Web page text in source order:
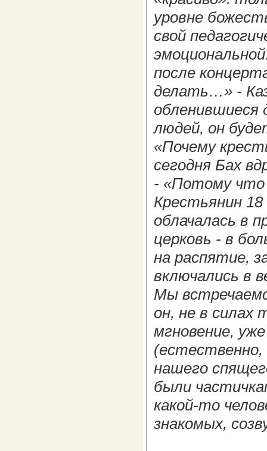
уровне
свой
после
делать…» -
обленившиеся
людей, он
«Почему
сегодня Бах
- «Потому что
Крестьянин
облачалась в
церковь - в
на распятие,
включались в
Мы
он, не в силах
мгновение,
нашего
были
какой-то
знакомых,